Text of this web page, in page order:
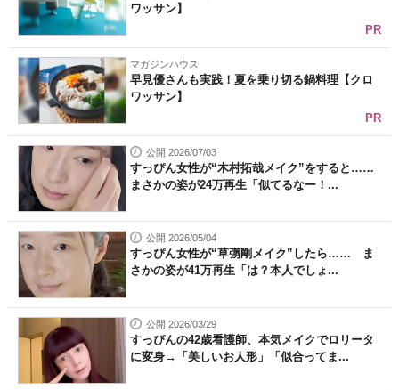
ワッサン】
PR
マガジンハウス
早見優さんも実践！夏を乗り切る鍋料理【クロ
ワッサン】
PR
公開 2026/07/03
すっぴん女性が“木村拓哉メイク”をすると……
まさかの姿が24万再生「似てるなー！...
公開 2026/05/04
すっぴん女性が“草彅剛メイク”したら…… ま
さかの姿が41万再生「は？本人でしょ...
公開 2026/03/29
すっぴんの42歳看護師、本気メイクでロリータ
に変身→「美しいお人形」「似合ってま...